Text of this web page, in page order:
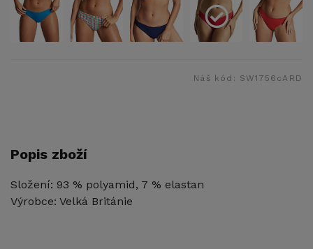
Náš kód: SW1756cARD
Popis zboží
Složení: 93 % polyamid, 7 % elastan
Výrobce: Velká Británie